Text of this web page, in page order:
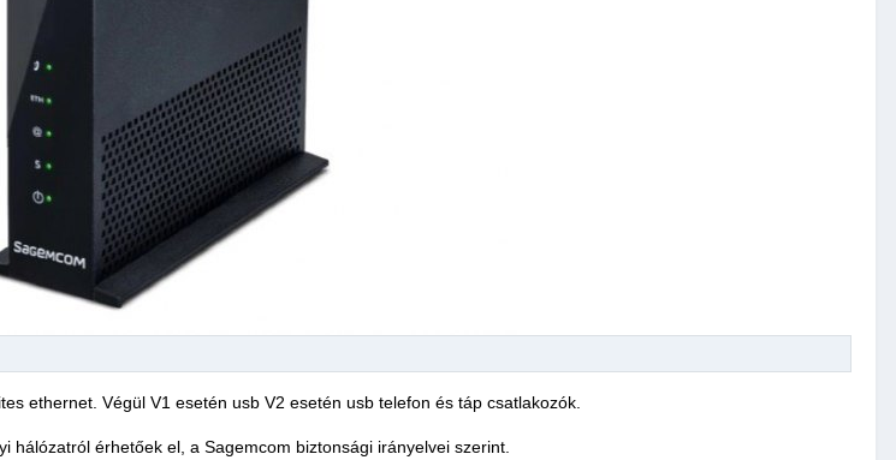
ethernet. Végül V1 esetén usb V2 esetén usb telefon és táp csatlakozók.
hálózatról érhetőek el, a Sagemcom biztonsági irányelvei szerint.